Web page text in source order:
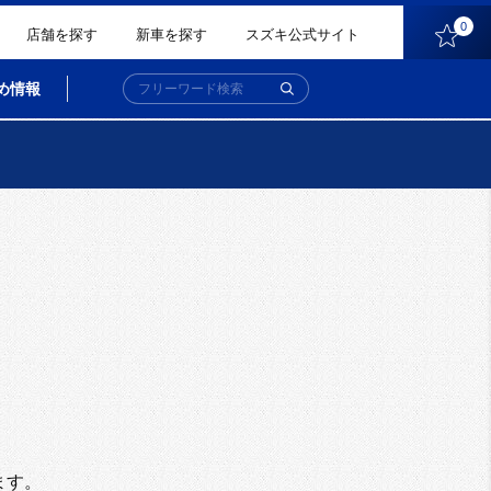
店舗を探す 新車を探す スズキ公式サイト 0
情報
す。